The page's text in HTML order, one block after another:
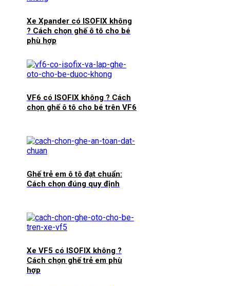
Xe Xpander có ISOFIX không
? Cách chọn ghế ô tô cho bé
phù hợp
VF6 có ISOFIX không ? Cách
chọn ghế ô tô cho bé trên VF6
Ghế trẻ em ô tô đạt chuẩn:
Cách chọn đúng quy định
Xe VF5 có ISOFIX không ?
Cách chọn ghế trẻ em phù
hợp